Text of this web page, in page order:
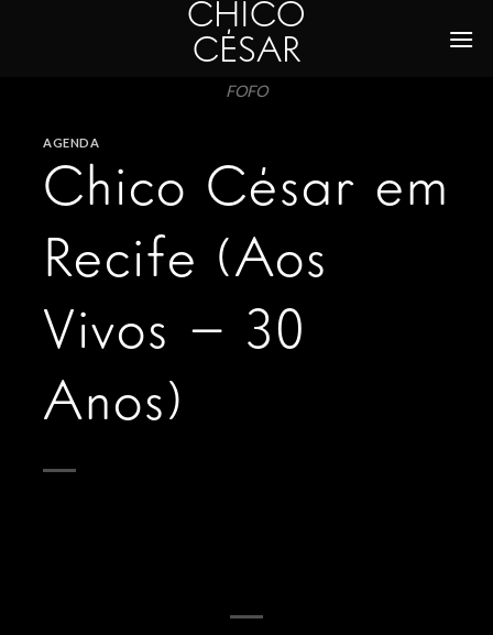
CHICO
CÉSAR
FOFO
AGENDA
Chico César em
Recife (Aos
Vivos – 30
Anos)